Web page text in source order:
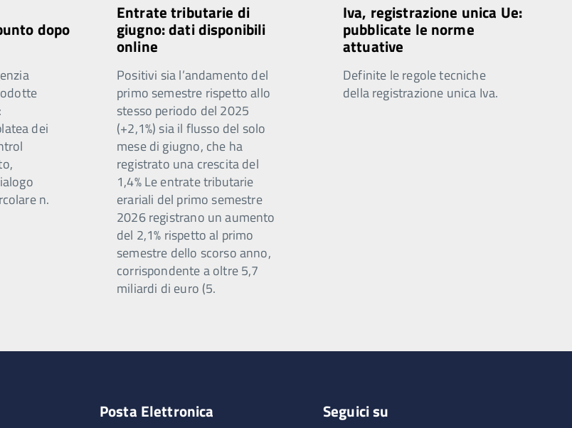
dopo
dei
n.
Entrate tributarie di
giugno: dati disponibili
online
Positivi sia l’andamento del
primo semestre rispetto allo
stesso periodo del 2025
(+2,1%) sia il flusso del solo
mese di giugno, che ha
registrato una crescita del
1,4% Le entrate tributarie
erariali del primo semestre
2026 registrano un aumento
del 2,1% rispetto al primo
semestre dello scorso anno,
corrispondente a oltre 5,7
miliardi di euro (5.
Iva, registrazione unica Ue:
pubblicate le norme
attuative
Definite le regole tecniche
della registrazione unica Iva.
Posta Elettronica Seguici su